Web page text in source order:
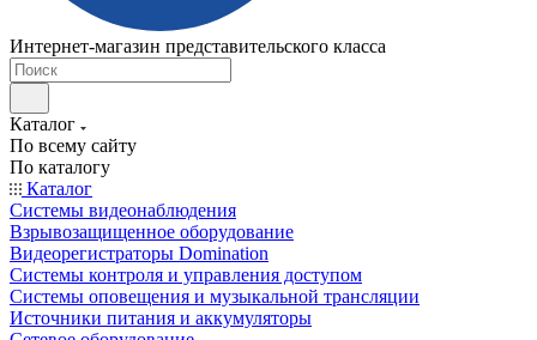
Интернет-магазин представительского класса
Каталог
По всему сайту
По каталогу
Каталог
Системы видеонаблюдения
Взрывозащищенное оборудование
Видеорегистраторы Domination
Системы контроля и управления доступом
Системы оповещения и музыкальной трансляции
Источники питания и аккумуляторы